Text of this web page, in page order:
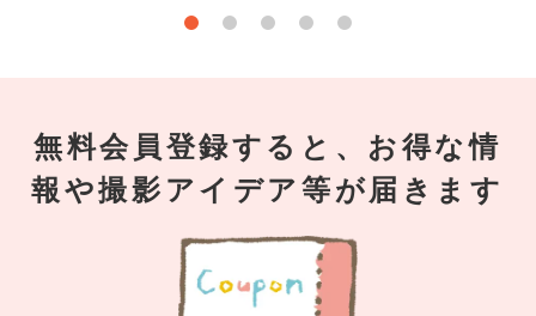
無料会員登録すると、お得な情
報や撮影アイデア等が届きます